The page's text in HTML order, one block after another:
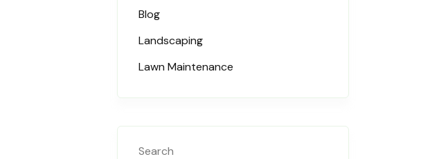
Blog
Landscaping
Lawn Maintenance
Search